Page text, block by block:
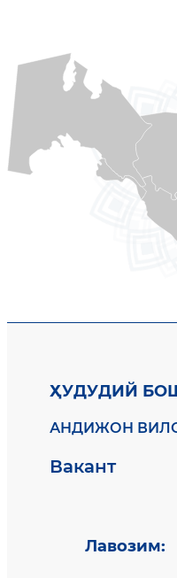
ҲУДУДИЙ
АНДИЖОН
Вакант
Лавозим: